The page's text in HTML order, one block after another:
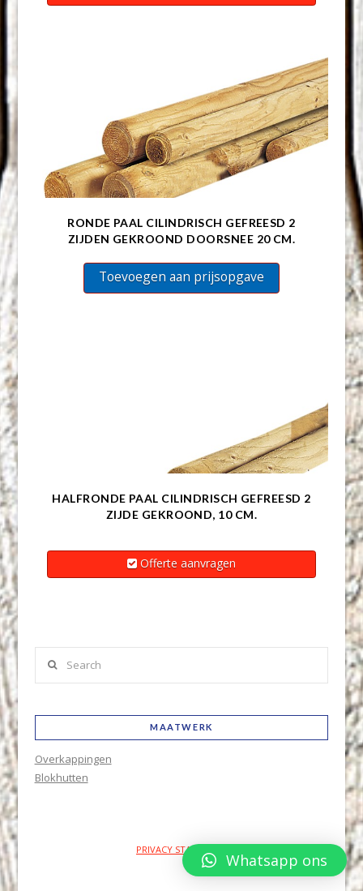
RONDE PAAL CILINDRISCH GEFREESD 2
ZIJDEN GEKROOND DOORSNEE 20 CM.
Toevoegen aan prijsopgave
HALFRONDE PAAL CILINDRISCH GEFREESD 2
ZIJDE GEKROOND, 10 CM.
Offerte aanvragen
MAATWERK
Overkappingen
Blokhutten
PRIVACY STATEMENT
Whatsapp ons